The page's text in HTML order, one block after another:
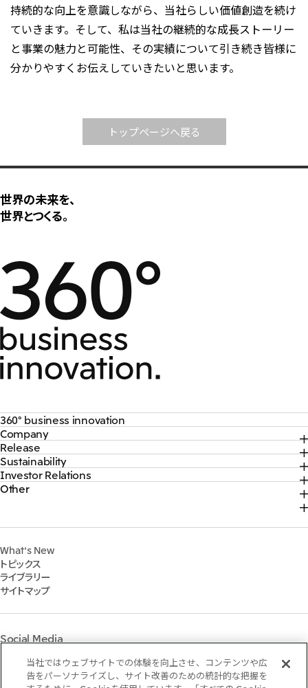
持続的な向上を意識しながら、当社らしい価値創造を続け
ていきます。そして、私は当社の継続的な成長ストーリー
と事業の魅力と可能性、その実績について引き続き皆様に
分かりやすくお伝えしていきたいと思います。
トップページへ戻る
世界の未来を、
世界とつくる。
360° business innovation
トップ
三井物産ブランド・プロジェクト
ソーシャルメディア公式アカウント一覧​
コンテンツ一覧
Company
トップ
社長メッセージ
三井物産について
三井物産の事業
Release
トップ
2026年
2025年
Sustainability
トップ
サステナビリティ最新情報
Social
Governance
マテリアリティ
イニシアティブへの参画
三井物産の人材マネジメント
社会貢献活動
ライブラリー
「三井物産の森」LEAPアプローチ
Investor Relations
トップ
IR資料室
IR説明会
個人株主・投資家の皆様へ
株主・株式基本情報
IRカレンダー
Other
三井グループ350周年記念事業サイト
What's New
トピックス
ライブラリー
サイトマップ
Social Media
InstagramTwitter FacebookLinkedInYoutube
当社ではウェブサイトでの体験を向上させ、コンテンツや広
告をパーソナライズし、サイト改善のための統計的な把握を